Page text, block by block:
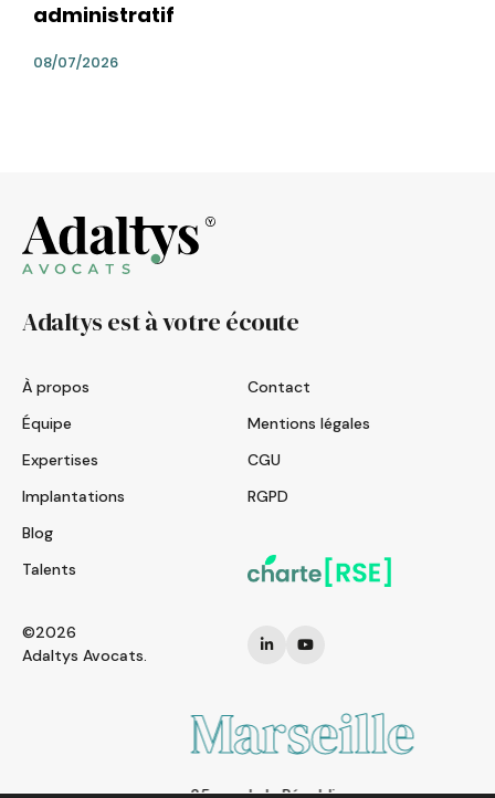
administratif
08/07/2026
Adaltys est à votre écoute
À propos
Équipe
Expertises
Implantations
Blog
Talents
Contact
Mentions légales
CGU
RGPD
©2026
Adaltys Avocats.
Marseille